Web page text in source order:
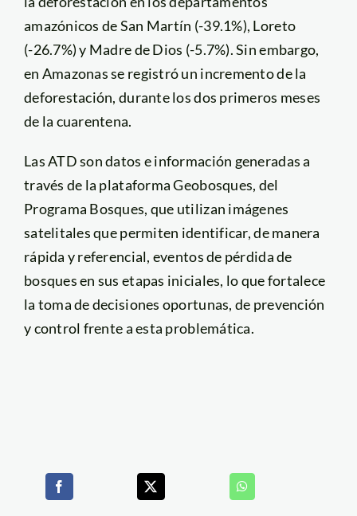
amazónicos de San Martín (-39.1%), Loreto
(-26.7%) y Madre de Dios (-5.7%). Sin embargo,
en Amazonas se registró un incremento de la
deforestación, durante los dos primeros meses
de la cuarentena.
Las ATD son datos e información generadas a
través de la plataforma Geobosques, del
Programa Bosques, que utilizan imágenes
satelitales que permiten identificar, de manera
rápida y referencial, eventos de pérdida de
bosques en sus etapas iniciales, lo que fortalece
la toma de decisiones oportunas, de prevención
y control frente a esta problemática.